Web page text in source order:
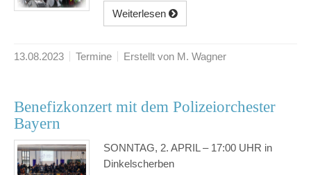
Weiterlesen
13.08.2023 Termine Erstellt von M. Wagner
Benefizkonzert mit dem Polizeiorchester
Bayern
SONNTAG, 2. APRIL – 17:00 UHR in
Dinkelscherben